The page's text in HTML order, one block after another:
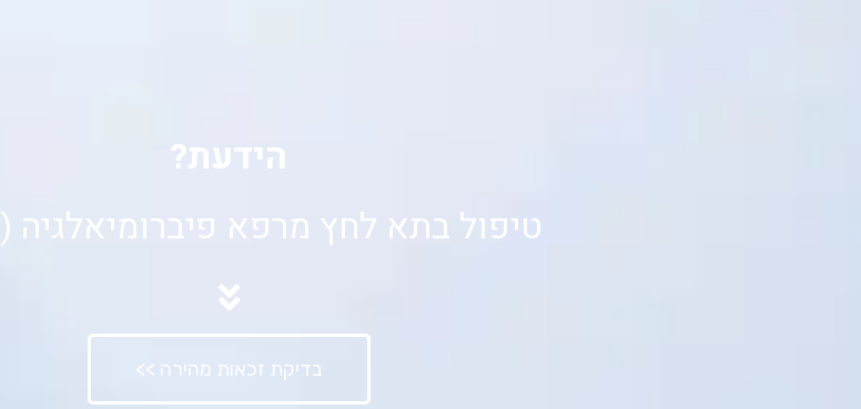
הידעת?
טיפול בתא לחץ מרפא פיברומיאלגיה (NRG)
בדיקת זכאות מהירה >>